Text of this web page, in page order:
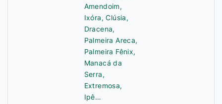
Amendoim,
Ixóra, Clúsia,
Dracena,
Palmeira Areca,
Palmeira Fênix,
Manacá da
Serra,
Extremosa,
Ipê…